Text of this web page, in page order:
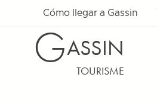
Cómo llegar a Gassin
GASSIN
TOURISME